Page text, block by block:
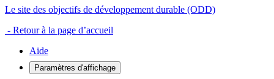
Le site des objectifs de développement durable (ODD)
- Retour à la page d’accueil
Aide
Paramètres d'affichage